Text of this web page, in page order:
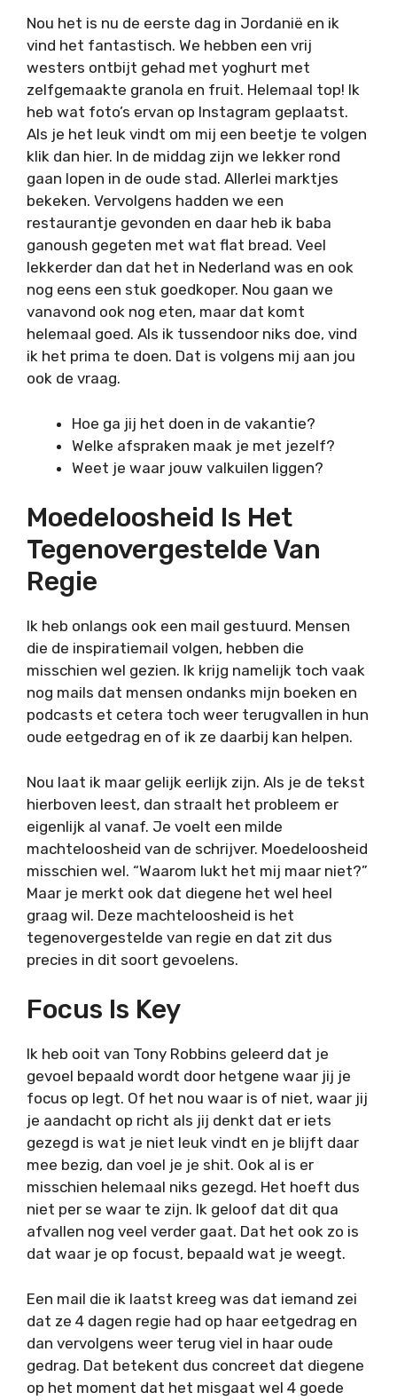
Nou het is nu de eerste dag in Jordanië en ik
vind het fantastisch. We hebben een vrij
westers ontbijt gehad met yoghurt met
zelfgemaakte granola en fruit. Helemaal top! Ik
heb wat foto’s ervan op Instagram geplaatst.
Als je het leuk vindt om mij een beetje te volgen
klik dan hier. In de middag zijn we lekker rond
gaan lopen in de oude stad. Allerlei marktjes
bekeken. Vervolgens hadden we een
restaurantje gevonden en daar heb ik baba
ganoush gegeten met wat flat bread. Veel
lekkerder dan dat het in Nederland was en ook
nog eens een stuk goedkoper. Nou gaan we
vanavond ook nog eten, maar dat komt
helemaal goed. Als ik tussendoor niks doe, vind
ik het prima te doen. Dat is volgens mij aan jou
ook de vraag.
Hoe ga jij het doen in de vakantie?
Welke afspraken maak je met jezelf?
Weet je waar jouw valkuilen liggen?
Moedeloosheid Is Het
Tegenovergestelde Van
Regie
Ik heb onlangs ook een mail gestuurd. Mensen
die de inspiratiemail volgen, hebben die
misschien wel gezien. Ik krijg namelijk toch vaak
nog mails dat mensen ondanks mijn boeken en
podcasts et cetera toch weer terugvallen in hun
oude eetgedrag en of ik ze daarbij kan helpen.
Nou laat ik maar gelijk eerlijk zijn. Als je de tekst
hierboven leest, dan straalt het probleem er
eigenlijk al vanaf. Je voelt een milde
machteloosheid van de schrijver. Moedeloosheid
misschien wel. “Waarom lukt het mij maar niet?”
Maar je merkt ook dat diegene het wel heel
graag wil. Deze machteloosheid is het
tegenovergestelde van regie en dat zit dus
precies in dit soort gevoelens.
Focus Is Key
Ik heb ooit van Tony Robbins geleerd dat je
gevoel bepaald wordt door hetgene waar jij je
focus op legt. Of het nou waar is of niet, waar jij
je aandacht op richt als jij denkt dat er iets
gezegd is wat je niet leuk vindt en je blijft daar
mee bezig, dan voel je je shit. Ook al is er
misschien helemaal niks gezegd. Het hoeft dus
niet per se waar te zijn. Ik geloof dat dit qua
afvallen nog veel verder gaat. Dat het ook zo is
dat waar je op focust, bepaald wat je weegt.
Een mail die ik laatst kreeg was dat iemand zei
dat ze 4 dagen regie had op haar eetgedrag en
dan vervolgens weer terug viel in haar oude
gedrag. Dat betekent dus concreet dat diegene
op het moment dat het misgaat wel 4 goede